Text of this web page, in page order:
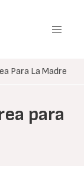
Para La Madre
para